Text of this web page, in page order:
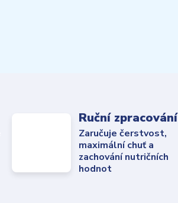
Ruční zpracování
Zaručuje čerstvost,
maximální chuť a
zachování nutričních
hodnot